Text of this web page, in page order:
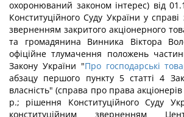
охоронюваний законом інтерес) від
Конституційного Суду України у
зверненням закритого акціонерного
та громадянина Винника Віктора
офіційне тлумачення положень
Закону України "Про господарські
абзацу першого пункту 5 статті 4
власність" (справа про права
р.; рішення Конституційного Суду
конституційним зверненням